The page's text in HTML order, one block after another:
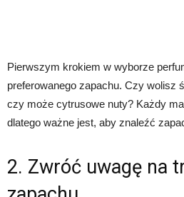
Pierwszym krokiem w wyborze
preferowanego zapachu. Czy wolisz
czy może cytrusowe nuty? Każdy
dlatego ważne jest, aby znaleźć
2. Zwróć uwagę na